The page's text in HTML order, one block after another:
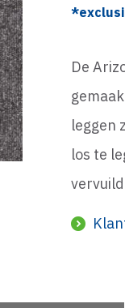
De
leggen
los te